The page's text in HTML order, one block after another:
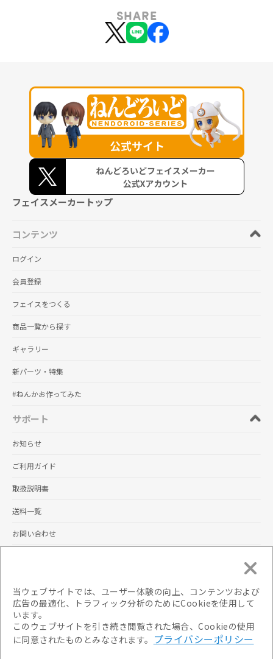
SHARE
フェイスメーカートップ
コンテンツ
ログイン
会員登録
フェイスをつくる
商品一覧から探す
ギャラリー
新パーツ・特集
#ねんかお作ってみた
サポート
お知らせ
ご利用ガイド
取扱説明書
送料一覧
お問い合わせ
プライバシーポリシー
利用規約
当ウェブサイトでは、ユーザー体験の向上、コンテンツおよび
広告の最適化、トラフィック分析のためにCookieを使用して
います。
このウェブサイトを引き続き閲覧された場合、Cookieの使用
に同意されたものとみなされます。 プライバシーポリシー